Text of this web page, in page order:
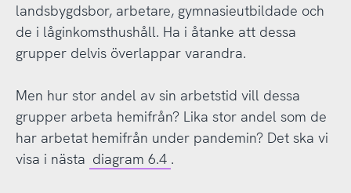
landsbygdsbor, arbetare, gymnasieutbildade och
de i låginkomsthushåll. Ha i åtanke att dessa
grupper delvis överlappar varandra.
Men hur stor andel av sin arbetstid vill dessa
grupper arbeta hemifrån? Lika stor andel som de
har arbetat hemifrån under pandemin? Det ska vi
visa i nästa diagram 6.4 .